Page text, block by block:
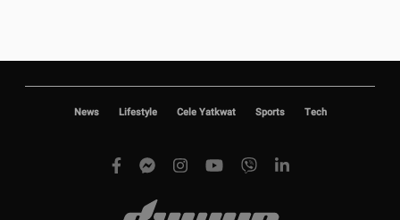
News Lifestyle Cele Yatkwat Sports Tech